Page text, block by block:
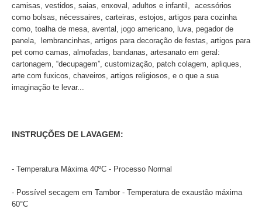
camisas, vestidos, saias, enxoval, adultos e infantil, acessórios
como bolsas, nécessaires, carteiras, estojos, artigos para cozinha
como, toalha de mesa, avental, jogo americano, luva, pegador de
panela, lembrancinhas, artigos para decoração de festas, artigos para
pet como camas, almofadas, bandanas, artesanato em geral:
cartonagem, “decupagem”, customização, patch colagem, apliques,
arte com fuxicos, chaveiros, artigos religiosos, e o que a sua
imaginação te levar...
INSTRUÇÕES DE LAVAGEM:
- Temperatura Máxima 40ºC - Processo Normal
- Possível secagem em Tambor - Temperatura de exaustão máxima
60°C